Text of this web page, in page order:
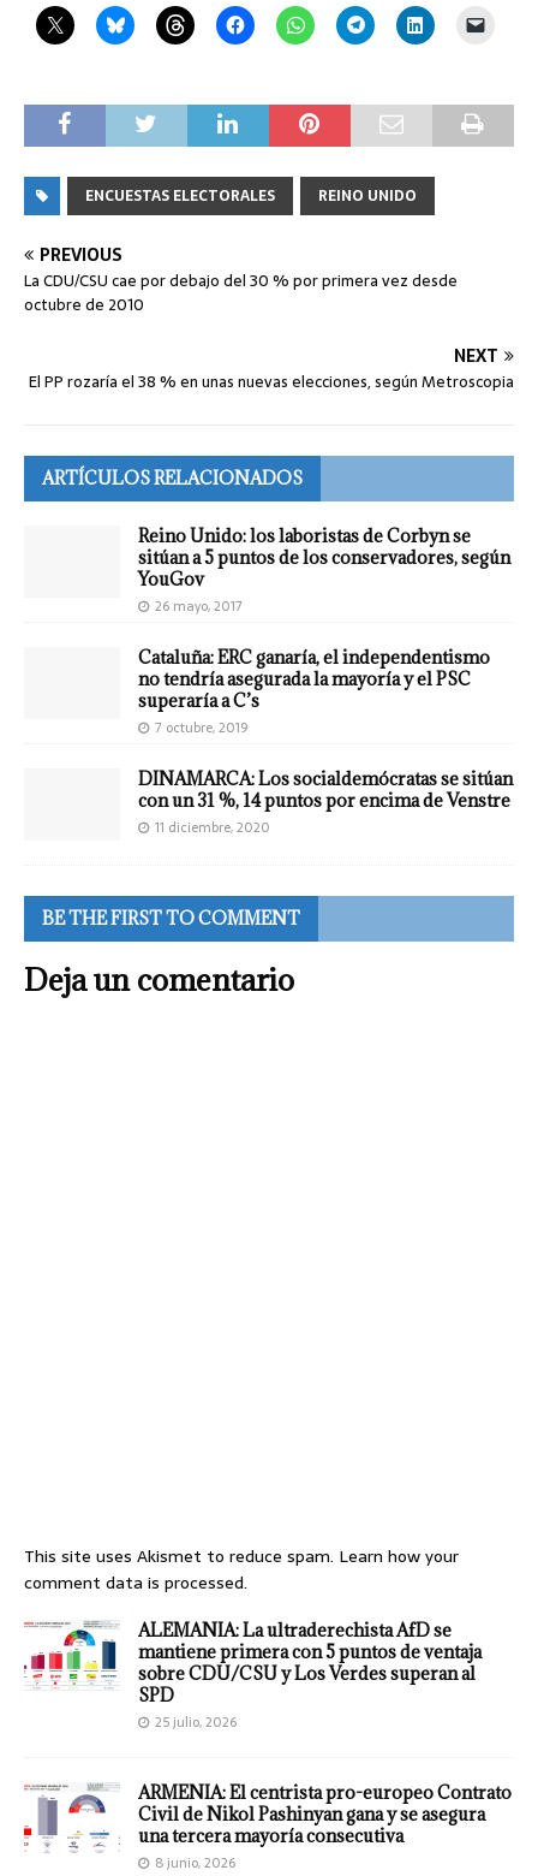
ENCUESTAS ELECTORALES REINO UNIDO
PREVIOUS
La CDU/CSU cae por debajo del 30 % por primera vez desde
octubre de 2010
NEXT
El PP rozaría el 38 % en unas nuevas elecciones, según Metroscopia
ARTÍCULOS RELACIONADOS
Reino Unido: los laboristas de Corbyn se
sitúan a 5 puntos de los conservadores, según
YouGov
26 mayo, 2017
Cataluña: ERC ganaría, el independentismo
no tendría asegurada la mayoría y el PSC
superaría a C’s
7 octubre, 2019
DINAMARCA: Los socialdemócratas se sitúan
con un 31 %, 14 puntos por encima de Venstre
11 diciembre, 2020
BE THE FIRST TO COMMENT
Deja un comentario
This site uses Akismet to reduce spam. Learn how your
comment data is processed.
ALEMANIA: La ultraderechista AfD se
mantiene primera con 5 puntos de ventaja
sobre CDU/CSU y Los Verdes superan al
SPD
25 julio, 2026
ARMENIA: El centrista pro-europeo Contrato
Civil de Nikol Pashinyan gana y se asegura
una tercera mayoría consecutiva
8 junio, 2026